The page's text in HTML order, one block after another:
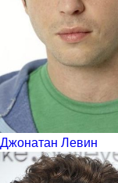
Джонатан Левин